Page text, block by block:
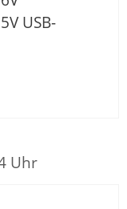
USB-
Uhr